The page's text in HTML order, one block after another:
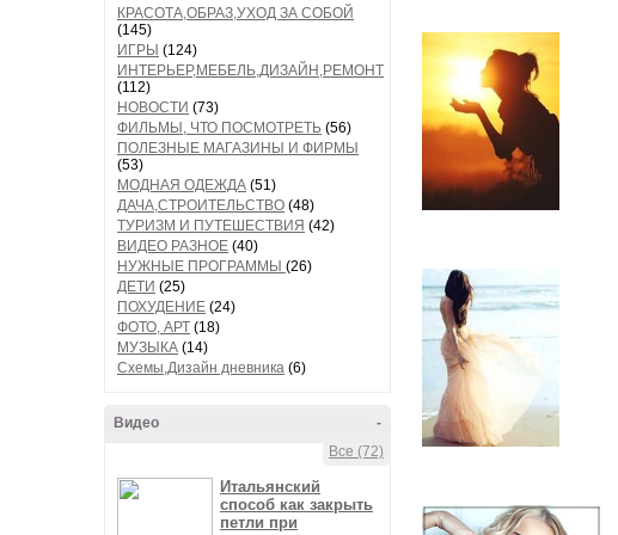
КРАСОТА,ОБРАЗ,УХОД ЗА СОБОЙ
(145)
ИГРЫ (124)
ИНТЕРЬЕР,МЕБЕЛЬ,ДИЗАЙН,РЕМОНТ
(112)
НОВОСТИ (73)
ФИЛЬМЫ, ЧТО ПОСМОТРЕТЬ (56)
ПОЛЕЗНЫЕ МАГАЗИНЫ И ФИРМЫ
(53)
МОДНАЯ ОДЕЖДА (51)
ДАЧА,СТРОИТЕЛЬСТВО (48)
ТУРИЗМ И ПУТЕШЕСТВИЯ (42)
ВИДЕО РАЗНОЕ (40)
НУЖНЫЕ ПРОГРАММЫ (26)
ДЕТИ (25)
ПОХУДЕНИЕ (24)
ФОТО, АРТ (18)
МУЗЫКА (14)
Схемы,Дизайн дневника (6)
-
Видео
Все (72)
Итальянский
способ как закрыть
петли при